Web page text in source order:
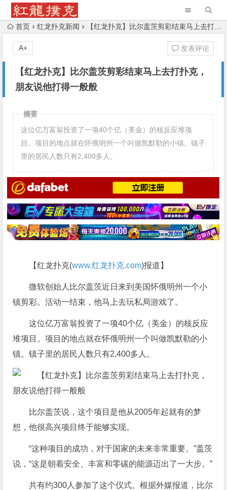
首页 红龙扑克新闻 【红龙扑克】比尔盖茨剪彩结束马上去打扑克，朋友说他打得一般般
【红龙扑克】比尔盖茨剪彩结束马上去打扑克，
朋友说他打得一般般
发表评论
A+
摘要
这位亿万富翁投资了一项40个亿（美金）的核反应堆项
目。项目的地点就在怀俄明州一个叫做凯默勒的小镇。镇子
里的居民人数只有2,400多人。
【红龙扑克(www.红龙扑克.com)报道】
微软创始人比尔盖茨近日来到美国怀俄明州一个小
镇剪彩。活动一结束，他马上去玩私局游戏了。
这位亿万富翁投资了一项40个亿（美金）的核反应
堆项目。项目的地点就在怀俄明州一个叫做凯默勒的小
镇。镇子里的居民人数只有2,400多人。
比尔盖茨说，这个项目是他从2005年起就有的梦
想，他很高兴项目终于能够实现。
“这种项目的成功，对于国家的未来非常重要。”盖茨
说，“这是朝着安全、丰富和零碳的能源迈出了一大步。”
共有约300人参加了这个仪式。根据外媒报道，比尔